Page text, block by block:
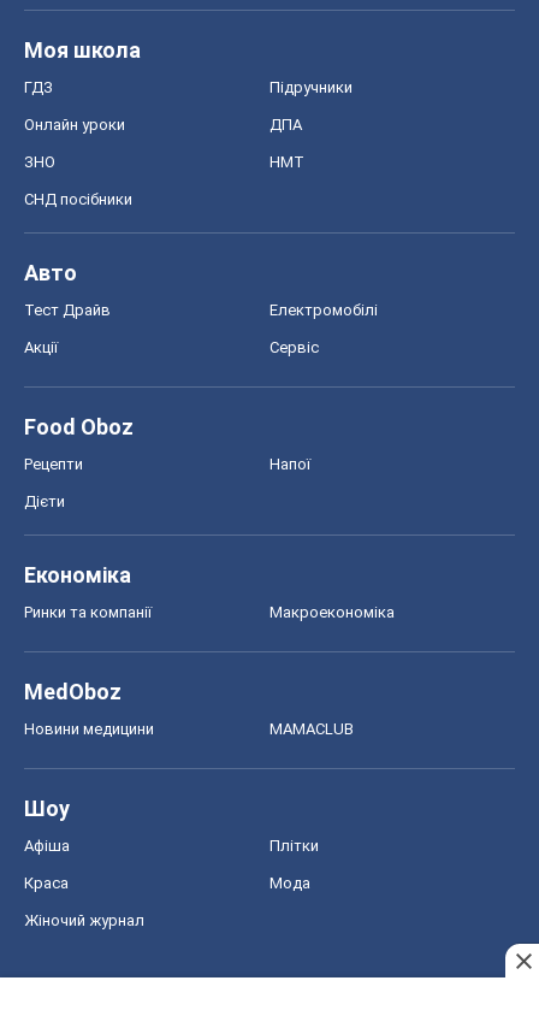
Моя школа
ГДЗ Підручники
Онлайн уроки ДПА
ЗНО НМТ
СНД посібники
Авто
Тест Драйв Електромобілі
Акції Сервіс
Food Oboz
Рецепти Напої
Дієти
Економіка
Ринки та компанії Макроекономіка
MedOboz
Новини медицини MAMACLUB
Шоу
Афіша Плітки
Краса Мода
Жіночий журнал